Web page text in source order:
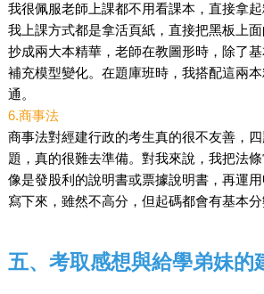
我很佩服老師上課都不用看課本，直接拿
我上課方式都是拿活頁紙，直接把黑板上
抄成兩大本精華，老師在教圖形時，除了
補充模型變化。在題庫班時，我搭配這兩
通。
6.商事法
商事法對經建行政的考生真的很不友善，
題，真的很難去準備。對我來說，我把法條
像是發股利的說明書或票據說明書，再運
寫下來，雖然不高分，但起碼都會有基本分
五、考取感想與給學弟妹的